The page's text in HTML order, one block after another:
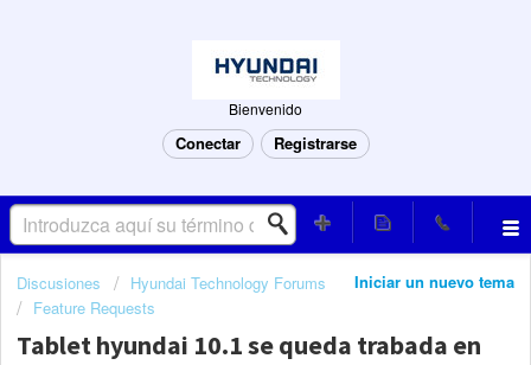
Bienvenido
Conectar Registrarse
Iniciar un nuevo tema
Discusiones
Hyundai Technology Forums
Feature Requests
Tablet hyundai 10.1 se queda trabada en